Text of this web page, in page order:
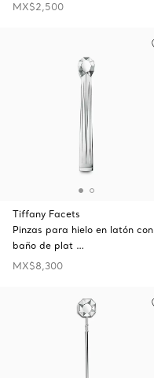
MX$2,500
Tiffany Facets
Pinzas para hielo en latón con
baño de plat …
MX$8,300